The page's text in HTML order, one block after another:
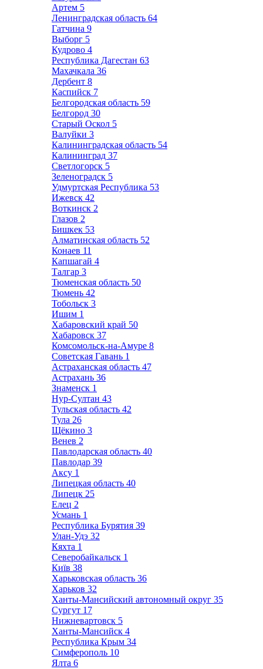
Артем 5
Ленинградская область 64
Гатчина 9
Выборг 5
Кудрово 4
Республика Дагестан 63
Махачкала 36
Дербент 8
Каспийск 7
Белгородская область 59
Белгород 30
Старый Оскол 5
Валуйки 3
Калининградская область 54
Калининград 37
Светлогорск 5
Зеленоградск 5
Удмуртская Республика 53
Ижевск 42
Воткинск 2
Глазов 2
Бишкек 53
Алматинская область 52
Конаев 11
Капшагай 4
Талгар 3
Тюменская область 50
Тюмень 42
Тобольск 3
Ишим 1
Хабаровский край 50
Хабаровск 37
Комсомольск-на-Амуре 8
Советская Гавань 1
Астраханская область 47
Астрахань 36
Знаменск 1
Нур-Султан 43
Тульская область 42
Тула 26
Щёкино 3
Венев 2
Павлодарская область 40
Павлодар 39
Аксу 1
Липецкая область 40
Липецк 25
Елец 2
Усмань 1
Республика Бурятия 39
Улан-Удэ 32
Кяхта 1
Северобайкальск 1
Київ 38
Харьковская область 36
Харьков 32
Ханты-Мансийский автономный округ 35
Сургут 17
Нижневартовск 5
Ханты-Мансийск 4
Республика Крым 34
Симферополь 10
Ялта 6